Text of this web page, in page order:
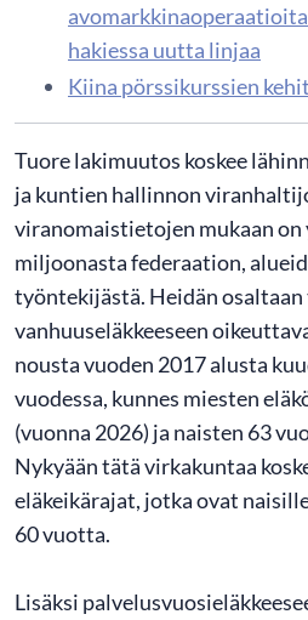
hakiessa uutta linjaa
Kiina pörssikurssien
Tuore lakimuutos koskee
ja kuntien hallinnon
viranomaistietojen mukaan
miljoonasta federaation,
työntekijästä. Heidän osaltaan
vanhuuseläkkeeseen
nousta vuoden 2017 alusta
vuodessa, kunnes miesten
(vuonna 2026) ja naisten 63
Nykyään tätä virkakuntaa
eläkeikärajat, jotka ovat
60 vuotta.
Lisäksi